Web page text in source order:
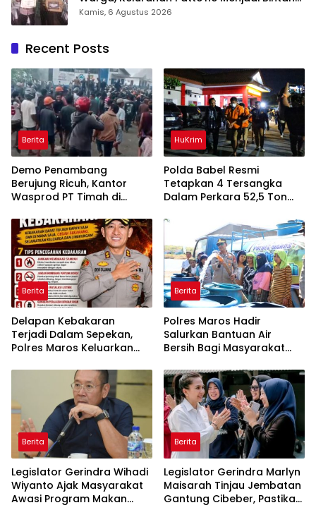
Takalar Award 2026
Kamis, 6 Agustus 2026
Recent Posts
Berita
Demo Penambang
Berujung Ricuh, Kantor
Wasprod PT Timah di
HuKrim
Polda Babel Resmi
Tetapkan 4 Tersangka
Dalam Perkara 52,5 Ton
Belitung
Berita
Delapan Kebakaran
Terjadi Dalam Sepekan,
Polres Maros Keluarkan
Masyarakat
Berita
Polres Maros Hadir
Salurkan Bantuan Air
Bersih Bagi Masyarakat
Di Maros
Berita
Legislator Gerindra Wihadi
Wiyanto Ajak Masyarakat
Awasi Program Makan
Berita
Legislator Gerindra Marlyn
Maisarah Tinjau Jembatan
Gantung Cibeber, Pastikan